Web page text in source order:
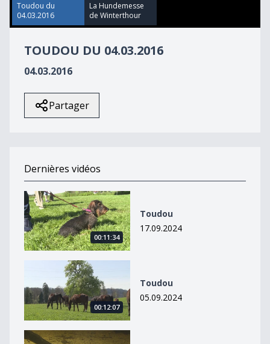
22
seconds
Toudou du
04.03.2016
La Hundemesse
de Winterthour
TOUDOU DU 04.03.2016
04.03.2016
Partager
Dernières vidéos
Toudou
00:11:34
Toudou
17.09.2024
00:12:07
Toudou
05.09.2024
Toudou